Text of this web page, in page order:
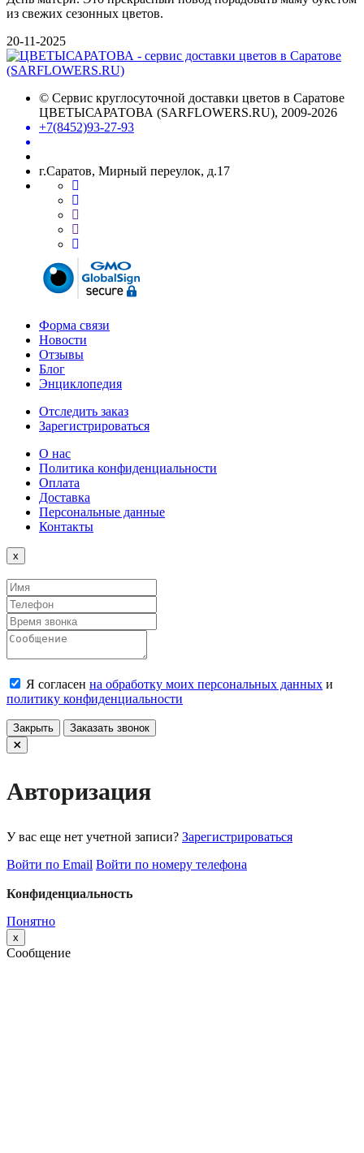
из свежих сезонных цветов.
20-11-2025
© Сервис круглосуточной доставки цветов в Саратове
ЦВЕТЫСАРАТОВА (SARFLOWERS.RU), 2009-2026
+7(8452)93-27-93
г.Саратов, Мирный переулок, д.17
Форма связи
Новости
Отзывы
Блог
Энциклопедия
Отследить заказ
Зарегистрироваться
О нас
Политика конфиденциальности
Оплата
Доставка
Персональные данные
Контакты
x
Я согласен на обработку моих персональных данных и
политику конфиденциальности
Закрыть Заказать звонок
Авторизация
У вас еще нет учетной записи? Зарегистрироваться
Войти по Email Войти по номеру телефона
Конфиденциальность
Понятно
x
Сообщение